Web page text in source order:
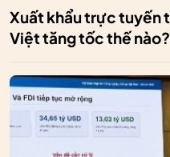
Xuất khẩu trực tuyến
Việt tăng tốc thế nào?